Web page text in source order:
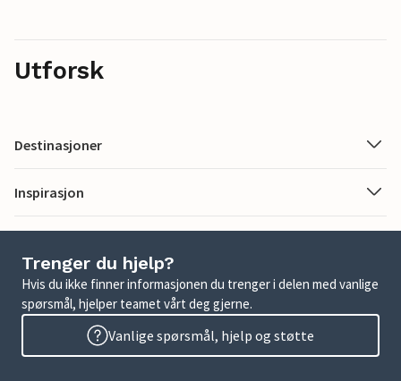
Utforsk
Destinasjoner
Inspirasjon
Trenger du hjelp?
Hvis du ikke finner informasjonen du trenger i delen med vanlige
spørsmål, hjelper teamet vårt deg gjerne.
Vanlige spørsmål, hjelp og støtte